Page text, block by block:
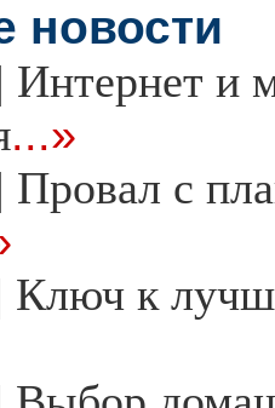
новости
Интернет и
...»
Провал с
Ключ к